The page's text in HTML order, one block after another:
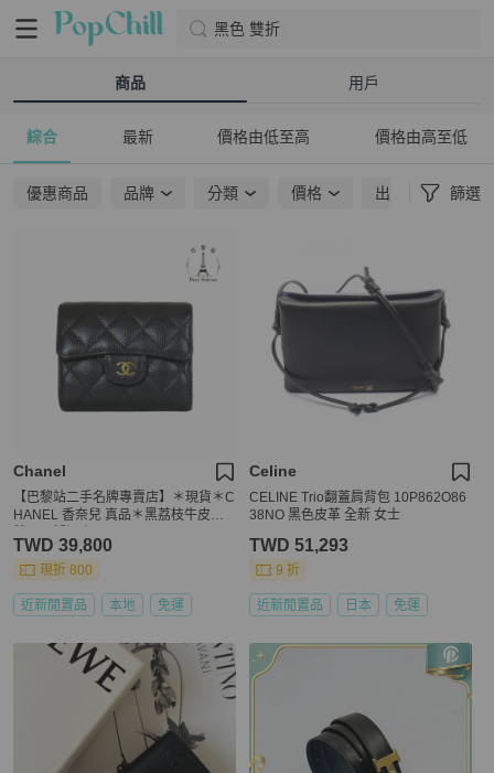
黑色 雙折
商品 用戶
綜合 最新 價格由低至高 價格由高至低
優惠商品 品牌 分類 價格 出貨地點 篩選
Chanel
【巴黎站二手名牌專賣店】＊現貨＊C
HANEL 香奈兒 真品＊黑荔枝牛皮金
TWD 39,800
現折 800
近新閒置品 本地 免運
Celine
CELINE Trio翻蓋肩背包 10P862O86
38NO 黑色皮革 全新 女士
TWD 51,293
9 折
近新閒置品 日本 免運